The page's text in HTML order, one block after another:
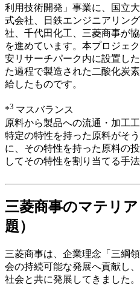
利用技術開発」事業に、国立
式会社、日鉄エンジニアリン
社、千代田化工、三菱商事が
を進めています。本プロジェ
安リサーチパーク内に設置し
た過程で製造された二酸化炭
給したものです。
*3 マスバランス
原料から製品への流通・加工
特定の特性を持った原料がそ
に、その特性を持った原料の
してその特性を割り当てる手法
三菱商事のマテリ
題）
三菱商事は、企業理念「三綱
会の持続可能な発展へ貢献し
社会と共に発展してきました